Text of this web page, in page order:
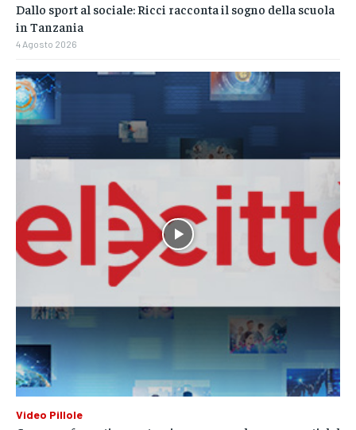
Dallo sport al sociale: Ricci racconta il sogno della scuola
in Tanzania
4 Agosto 2026
Video Pillole